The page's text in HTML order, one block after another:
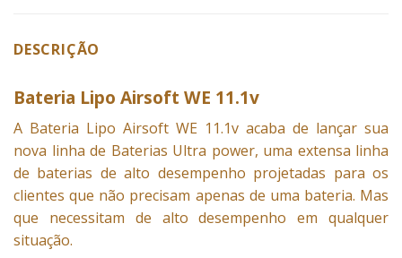
DESCRIÇÃO
Bateria Lipo Airsoft WE 11.1v
A Bateria Lipo Airsoft WE 11.1v acaba de lançar sua
nova linha de Baterias Ultra power, uma extensa linha
de baterias de alto desempenho projetadas para os
clientes que não precisam apenas de uma bateria. Mas
que necessitam de alto desempenho em qualquer
situação.